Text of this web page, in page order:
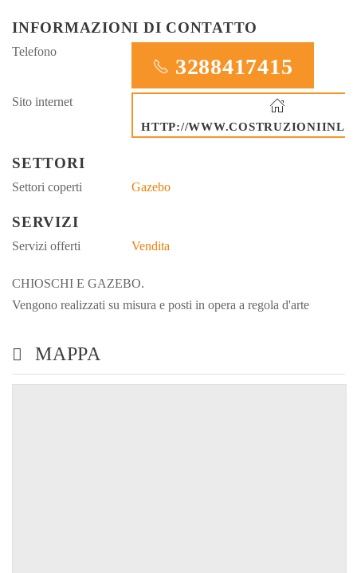
INFORMAZIONI DI CONTATTO
Telefono
3288417415
Sito internet
HTTP://
SETTORI
Settori coperti Gazebo
SERVIZI
Servizi offerti Vendita
CHIOSCHI E GAZEBO.
Vengono realizzati su misura e posti in opera a regola d'arte
MAPPA